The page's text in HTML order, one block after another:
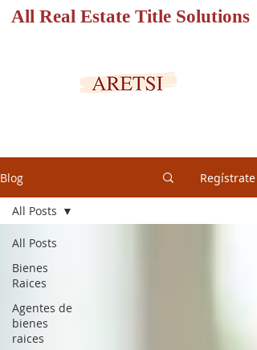
All Real Estate Title Solutions
Blog Regístrate
All Posts
Bienes
Raices
Agentes de
bienes
raices
All Posts